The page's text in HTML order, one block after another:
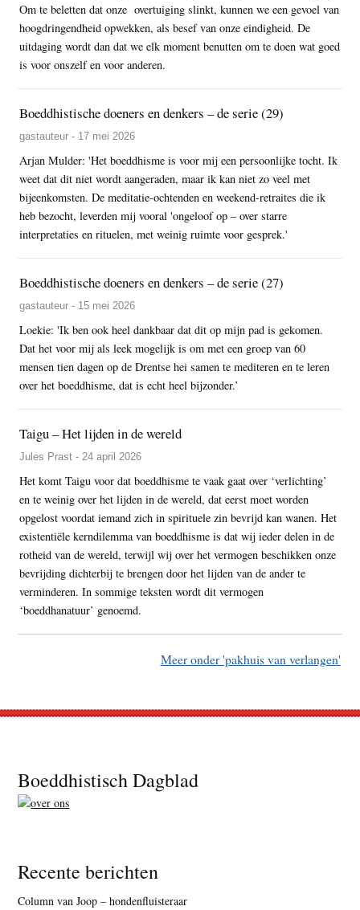
Om te beletten dat onze overtuiging slinkt, kunnen we een gevoel van
hoogdringendheid opwekken, als besef van onze eindigheid. De
uitdaging wordt dan dat we elk moment benutten om te doen wat goed
is voor onszelf en voor anderen.
Boeddhistische doeners en denkers – de serie (29)
gastauteur - 17 mei 2026
Arjan Mulder: 'Het boeddhisme is voor mij een persoonlijke tocht. Ik
weet dat dit niet wordt aangeraden, maar ik kan niet zo veel met
bijeenkomsten. De meditatie-ochtenden en weekend-retraites die ik
heb bezocht, leverden mij vooral 'ongeloof op – over starre
interpretaties en rituelen, met weinig ruimte voor gesprek.'
Boeddhistische doeners en denkers – de serie (27)
gastauteur - 15 mei 2026
Loekie: 'Ik ben ook heel dankbaar dat dit op mijn pad is gekomen.
Dat het voor mij als leek mogelijk is om met een groep van 60
mensen tien dagen op de Drentse hei samen te mediteren en te leren
over het boeddhisme, dat is echt heel bijzonder.’
Taigu – Het lijden in de wereld
Jules Prast - 24 april 2026
Het komt Taigu voor dat boeddhisme te vaak gaat over ‘verlichting’
en te weinig over het lijden in de wereld, dat eerst moet worden
opgelost voordat iemand zich in spirituele zin bevrijd kan wanen. Het
existentiële kerndilemma van boeddhisme is dat wij ieder delen in de
rotheid van de wereld, terwijl wij over het vermogen beschikken onze
bevrijding dichterbij te brengen door het lijden van de ander te
verminderen. In sommige teksten wordt dit vermogen
‘boeddhanatuur’ genoemd.
Meer onder 'pakhuis van verlangen'
Footer
Boeddhistisch Dagblad
Recente berichten
Column van Joop – hondenfluisteraar